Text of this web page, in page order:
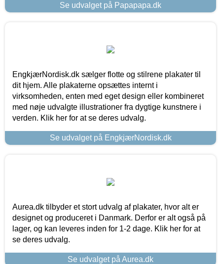
Se udvalget på Papapapa.dk
EngkjærNordisk.dk sælger flotte og stilrene plakater til
dit hjem. Alle plakaterne opsættes internt i
virksomheden, enten med eget design eller kombineret
med nøje udvalgte illustrationer fra dygtige kunstnere i
verden. Klik her for at se deres udvalg.
Se udvalget på EngkjærNordisk.dk
Aurea.dk tilbyder et stort udvalg af plakater, hvor alt er
designet og produceret i Danmark. Derfor er alt også på
lager, og kan leveres inden for 1-2 dage. Klik her for at
se deres udvalg.
Se udvalget på Aurea.dk